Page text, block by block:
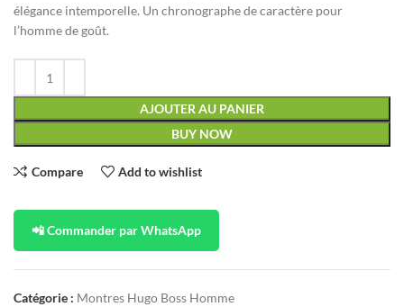
élégance intemporelle. Un chronographe de caractère pour
l’homme de goût.
AJOUTER AU PANIER
BUY NOW
Compare Add to wishlist
📲 Commander par WhatsApp
Catégorie : Montres Hugo Boss Homme